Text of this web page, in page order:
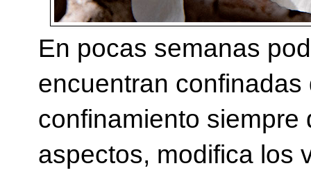
En pocas semanas
encuentran
confinamiento siempre
aspectos, modifica los